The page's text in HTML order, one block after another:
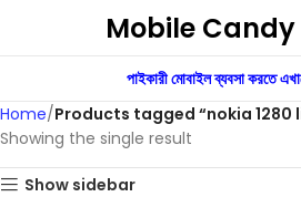
Mobile Candy
পাইকারী মোবাইল ব্যবসা করতে
Home Products tagged “nokia 1280
Showing the single result
Show sidebar